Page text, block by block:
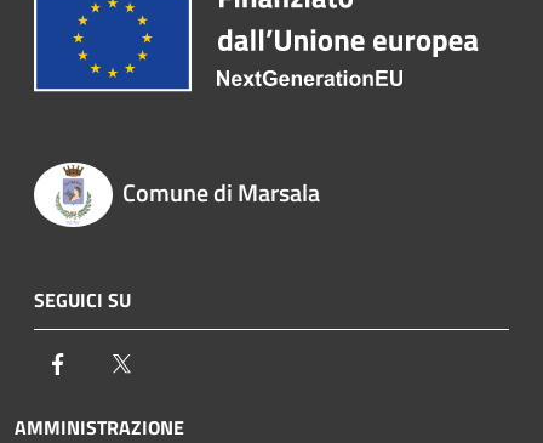
Comune di Marsala
SEGUICI SU
Facebook
AMMINISTRAZIONE